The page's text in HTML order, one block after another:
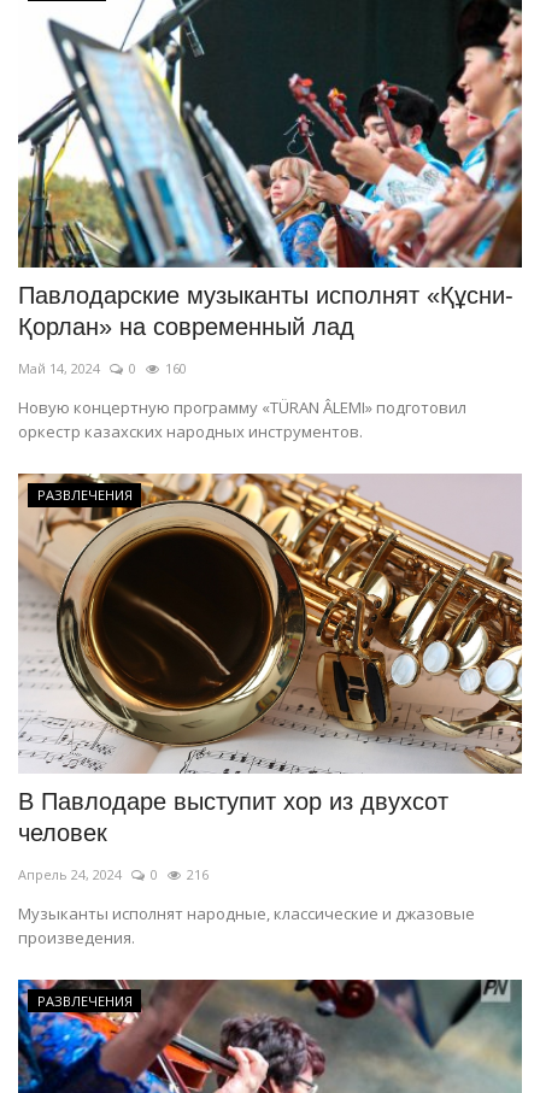
Павлодарские музыканты исполнят «Құсни-
Қорлан» на современный лад
Май 14, 2024 0 160
Новую концертную программу «TÜRAN ÂLEMI» подготовил
оркестр казахских народных инструментов.
РАЗВЛЕЧЕНИЯ
В Павлодаре выступит хор из двухсот
человек
Апрель 24, 2024 0 216
Музыканты исполнят народные, классические и джазовые
произведения.
РАЗВЛЕЧЕНИЯ